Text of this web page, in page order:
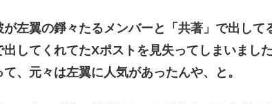
左翼の錚々たるメンバーと「共著」で出して
出してくれてたXポストを見失ってしまいまし
、元々は左翼に人気があったんや、と。